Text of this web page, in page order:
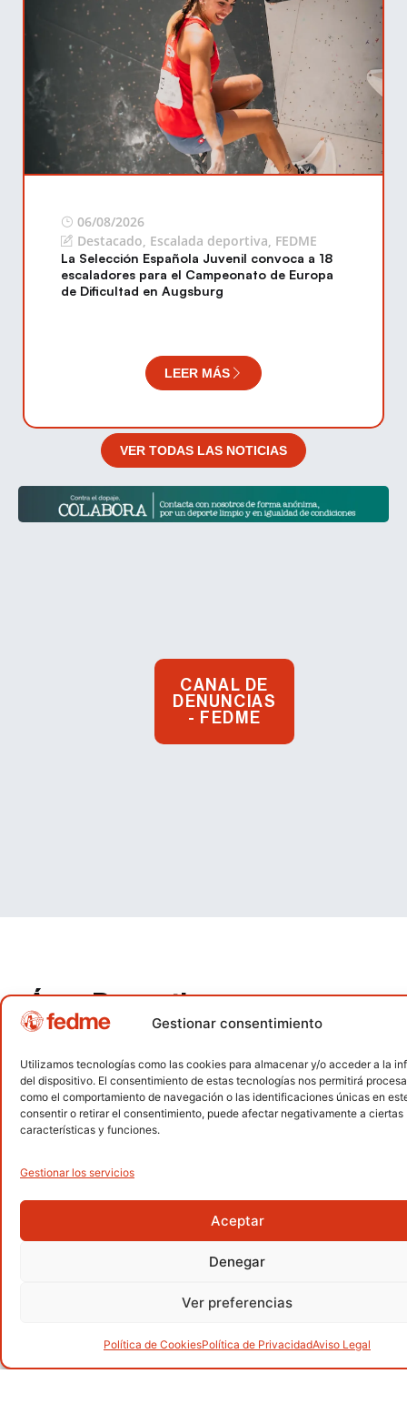
Gestionar consentimiento
Utilizamos tecnologías como las cookies para almacenar y/o acceder a la
del dispositivo. El consentimiento de estas tecnologías nos permitirá
como el comportamiento de navegación o las identificaciones únicas en
consentir o retirar el consentimiento, puede afectar negativamente a ciertas
características y funciones.
Gestionar los servicios
Aceptar
Denegar
Ver preferencias
Política de CookiesPolítica de PrivacidadAviso Legal
06/08/2026
Destacado Escalada deportiva FEDME
La Selección Española Juvenil convoca a 18
escaladores para el Campeonato de Europa
de Dificultad en Augsburg
LEER MÁS
VER TODAS LAS NOTICIAS
CANAL DE
DENUNCIAS
- FEDME
Área Deportiva
Senderismo
.
Barranquismo
.